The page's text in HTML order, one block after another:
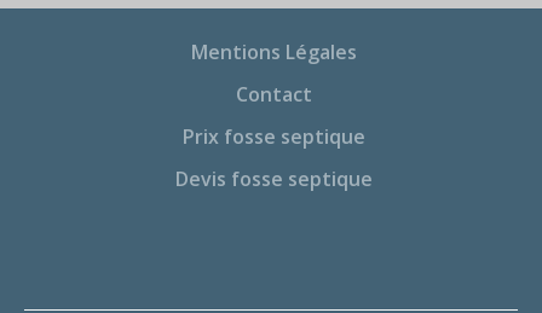
Mentions Légales
Contact
Prix fosse septique
Devis fosse septique